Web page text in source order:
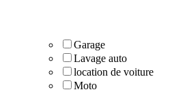
Garage
Lavage auto
location de voiture
Moto